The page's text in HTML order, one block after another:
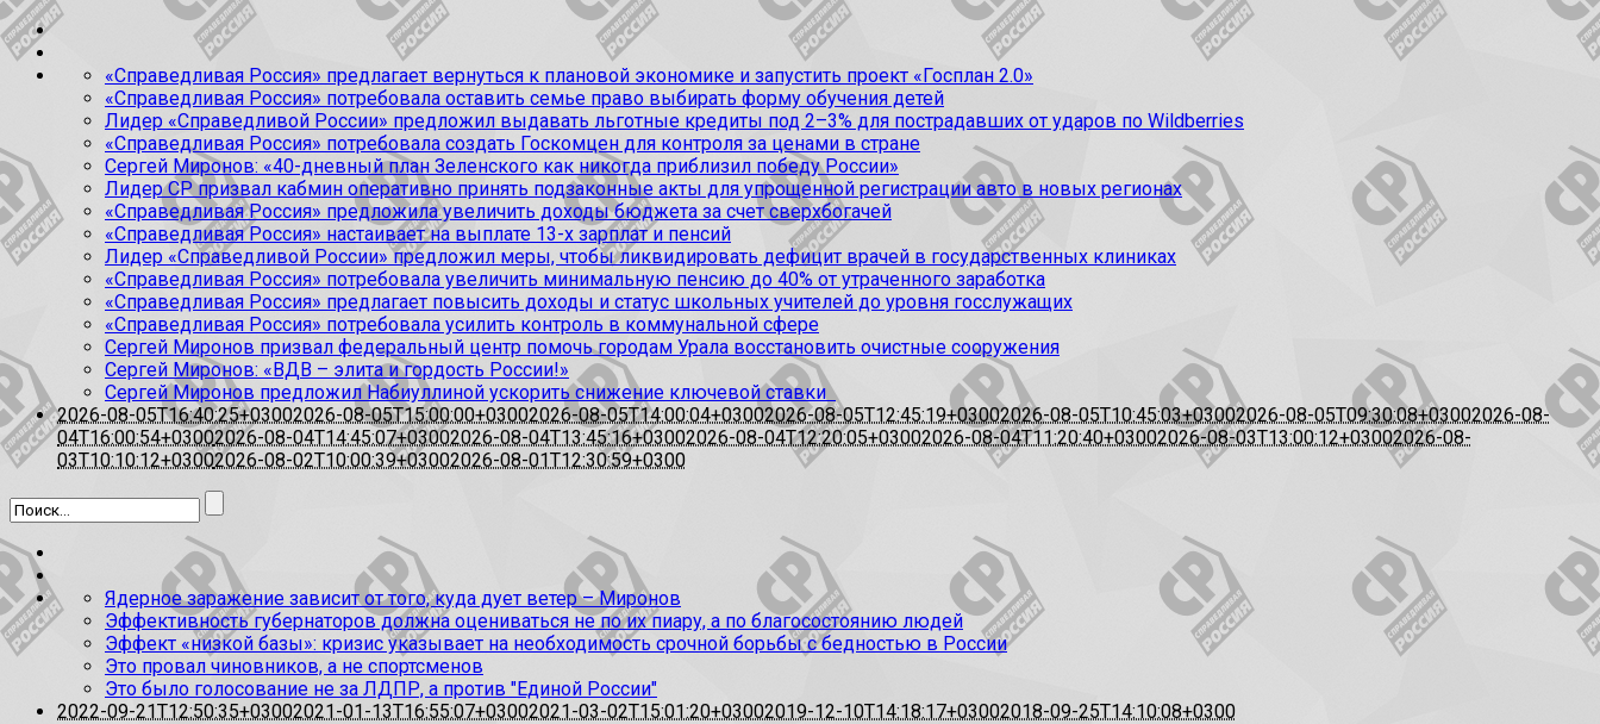
«Справедливая Россия» предлагает вернуться к плановой экономике и запустить проект «Госплан 2.0»
«Справедливая Россия» потребовала оставить семье право выбирать форму обучения детей
Лидер «Справедливой России» предложил выдавать льготные кредиты под 2–3% для пострадавших от ударов по Wildberries
«Справедливая Россия» потребовала создать Госкомцен для контроля за ценами в стране
Сергей Миронов: «40-дневный план Зеленского как никогда приблизил победу России»
Лидер СР призвал кабмин оперативно принять подзаконные акты для упрощенной регистрации авто в новых регионах
«Справедливая Россия» предложила увеличить доходы бюджета за счет сверхбогачей
«Справедливая Россия» настаивает на выплате 13-х зарплат и пенсий
Лидер «Справедливой России» предложил меры, чтобы ликвидировать дефицит врачей в государственных клиниках
«Справедливая Россия» потребовала увеличить минимальную пенсию до 40% от утраченного заработка
«Справедливая Россия» предлагает повысить доходы и статус школьных учителей до уровня госслужащих
«Справедливая Россия» потребовала усилить контроль в коммунальной сфере
Сергей Миронов призвал федеральный центр помочь городам Урала восстановить очистные сооружения
Сергей Миронов: «ВДВ – элита и гордость России!»
Сергей Миронов предложил Набиуллиной ускорить снижение ключевой ставки
2026-08-05T16:40:25+03002026-08-05T15:00:00+03002026-08-05T14:00:04+03002026-08-05T12:45:19+03002026-08-05T10:45:03+03002026-08-05T09:30:08+03002026-08-
04T16:00:54+03002026-08-04T14:45:07+03002026-08-04T13:45:16+03002026-08-04T12:20:05+03002026-08-04T11:20:40+03002026-08-03T13:00:12+03002026-08-
03T10:10:12+03002026-08-02T10:00:39+03002026-08-01T12:30:59+0300
Ядерное заражение зависит от того, куда дует ветер – Миронов
Эффективность губернаторов должна оцениваться не по их пиару, а по благосостоянию людей
Эффект «низкой базы»: кризис указывает на необходимость срочной борьбы с бедностью в России
Это провал чиновников, а не спортсменов
Это было голосование не за ЛДПР, а против "Единой России"
2022-09-21T12:50:35+03002021-01-13T16:55:07+03002021-03-02T15:01:20+03002019-12-10T14:18:17+03002018-09-25T14:10:08+0300